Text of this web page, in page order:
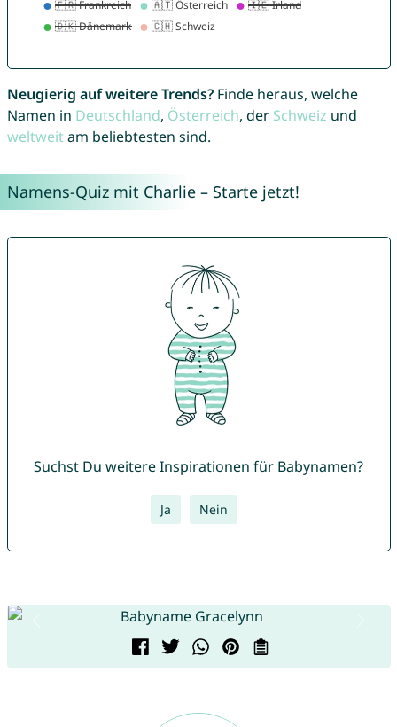
Neugierig auf weitere Trends?Finde heraus, welche
Namen in Deutschland, Österreich, der Schweiz und
weltweitam beliebtesten sind.
Namens-Quiz mit Charlie – Starte jetzt!
Suchst Du weitere Inspirationen für Babynamen?
Ja Nein